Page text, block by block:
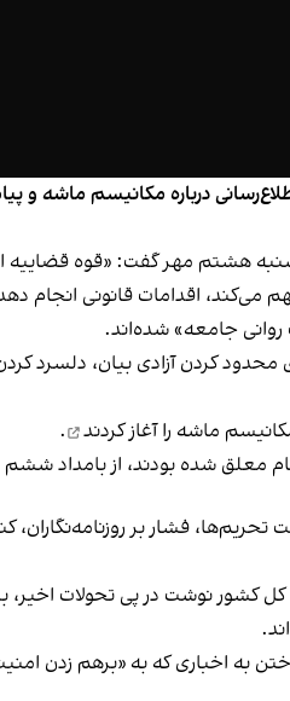
درباره مکانیسم ماشه و
هشتم مهر گفت: «قوه قضاییه
می‌کند، اقدامات قانونی انجام
جامعه» شده‌اند.
کردن آزادی بیان، دلسرد
آغاز کردند
.
معلق شده بودند، از بامداد
فشار بر روزنامه‌نگاران،
کشور نوشت در پی تحولات اخیر،
به اخباری که به «برهم ‌زدن